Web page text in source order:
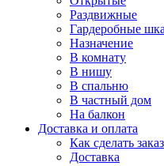
Раздвижные
Гардеробные
Назначение
В комнату
В нишу
В спальню
В частный дом
На балкон
Доставка и оплата
Как сделать заказ
Доставка